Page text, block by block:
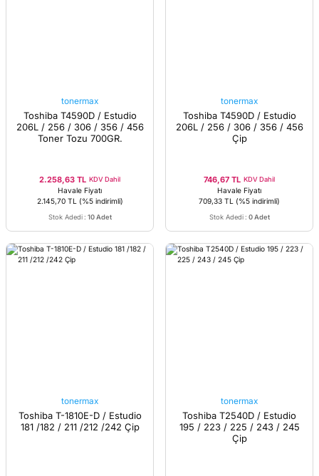
tonermax
Toshiba T4590D / Estudio
206L / 256 / 306 / 356 / 456
Toner Tozu 700GR.
2.258,63 TL KDV Dahil
Havale Fiyatı
2.145,70 TL
(%5 indirimli)
Stok Adedi : 10 Adet
tonermax
Toshiba T4590D / Estudio
206L / 256 / 306 / 356 / 456
Çip
746,67 TL KDV Dahil
Havale Fiyatı
709,33 TL (%5 indirimli)
Stok Adedi : 0 Adet
tonermax
Toshiba T-1810E-D / Estudio
181 /182 / 211 /212 /242 Çip
tonermax
Toshiba T2540D / Estudio
195 / 223 / 225 / 243 / 245
Çip